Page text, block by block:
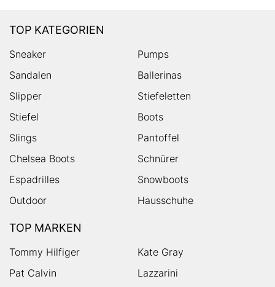
TOP KATEGORIEN
Sneaker
Pumps
Sandalen
Ballerinas
Slipper
Stiefeletten
Stiefel
Boots
Slings
Pantoffel
Chelsea Boots
Schnürer
Espadrilles
Snowboots
Outdoor
Hausschuhe
TOP MARKEN
Tommy Hilfiger
Kate Gray
Pat Calvin
Lazzarini